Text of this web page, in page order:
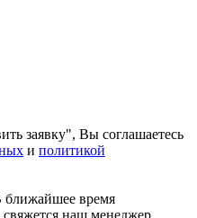
заявку", Вы соглашаетесь
и политикой
ближайшее время
наш менеджер